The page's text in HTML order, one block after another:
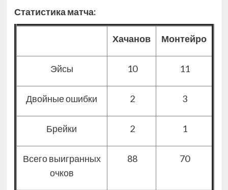
Статистика матча:
Хачанов Монтейро
Эйсы 10 11
Двойные ошибки 2 3
Брейки 2 1
Всего выигранных
очков
88 70